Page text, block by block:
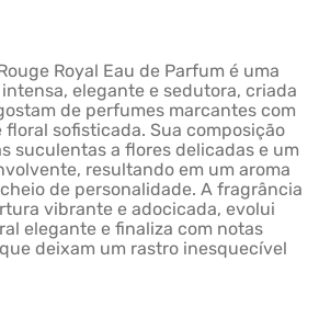
Royal Eau de Parfum é uma
elegante e sedutora, criada
de perfumes marcantes com
sofisticada. Sua composição
suculentas a flores delicadas e um
resultando em um aroma
de personalidade. A fragrância
vibrante e adocicada, evolui
elegante e finaliza com notas
deixam um rastro inesquecível